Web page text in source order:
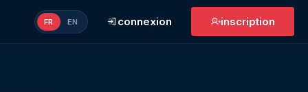
FR EN connexion inscription